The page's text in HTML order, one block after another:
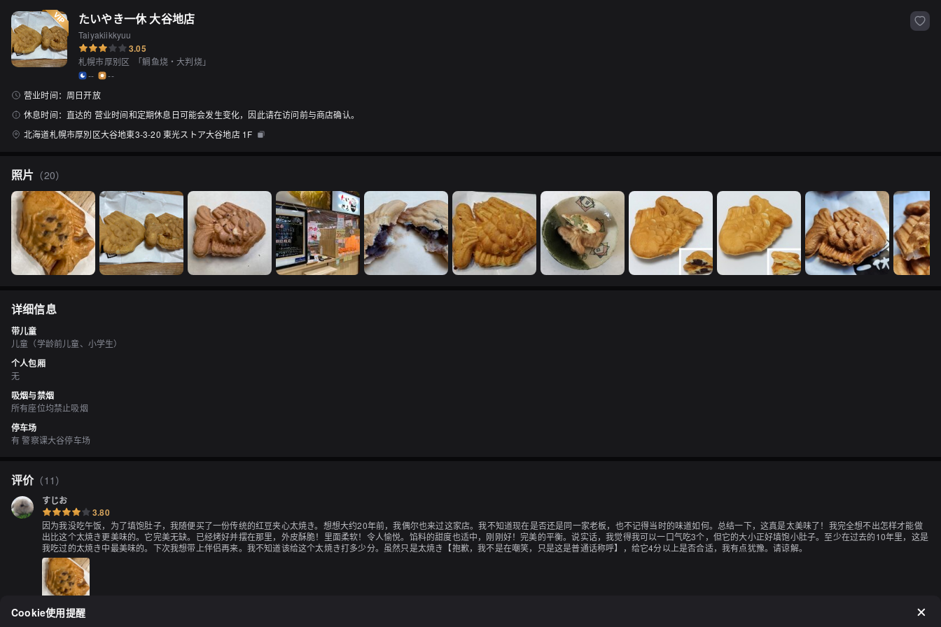
たいやき一休 大谷地店
Taiyakiikkyuu
3.05
札幌市厚别区 「鲷鱼烧・大判烧」
--
--
营业时间： 周日开放
休息时间： 直达的 营业时间和定期休息日可能会发生变化，因此请在访问前与商店确认。
北海道札幌市厚別区大谷地東3-3-20 東光ストア大谷地店 1F
照片 （20）
详细信息
带儿童
儿童（学龄前儿童、小学生）
个人包厢
无
吸烟与禁烟
所有座位均禁止吸烟
停车场
有 警察课大谷停车场
评价（11 ）
すじお
3.80
因为我没吃午饭，为了填饱肚子，我随便买了一份传统的红豆夹心太焼き。想想大约20年前，我偶尔也来过这家店。我不知道现在是否还是同一家老板，也不记得当时的味道如何。总结一下，这真是太美味了！我完全想不出怎样才能做
出比这个太焼き更美味的。它完美无缺。已经烤好并摆在那里，外皮酥脆！里面柔软！令人愉悦。馅料的甜度也适中，刚刚好！完美的平衡。说实话，我觉得我可以一口气吃3个，但它的大小正好填饱小肚子。至少在过去的10年里，这是
我吃过的太焼き中最美味的。下次我想带上伴侣再来。我不知道该给这个太焼き打多少分。虽然只是太焼き【抱歉，我不是在嘲笑，只是这是普通话称呼】，给它4分以上是否合适，我有点犹豫。请谅解。
Cookie使用提醒